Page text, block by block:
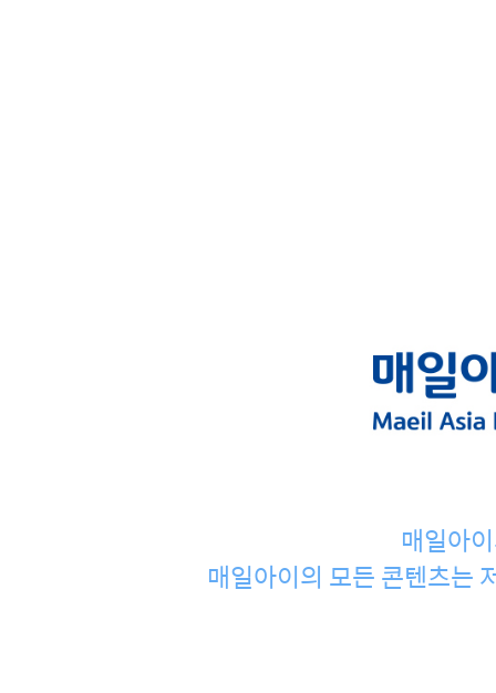
매일아
매일아이의 모든 콘텐츠는